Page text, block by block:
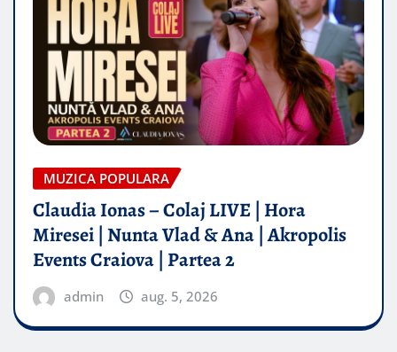
MUZICA POPULARA
Claudia Ionas – Colaj LIVE | Hora
Miresei | Nunta Vlad & Ana | Akropolis
Events Craiova | Partea 2
admin aug. 5, 2026